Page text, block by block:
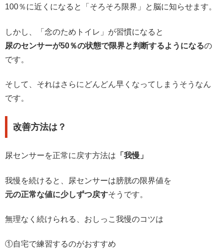
100％に近くになると「そろそろ限界」と脳に知らせます。
しかし、「念のためトイレ」が習慣になると
尿のセンサーが50％の状態で限界と判断するようになるの
です。
そして、それはさらにどんどん早くなってしまうそうなん
です。
改善方法は？
尿センサーを正常に戻す方法は 「我慢」
我慢を続けると、尿センサーは膀胱の限界値を
元の正常な値に少しずつ戻すそうです。
無理なく続けられる、おしっこ我慢のコツは
①自宅で練習するのがおすすめ